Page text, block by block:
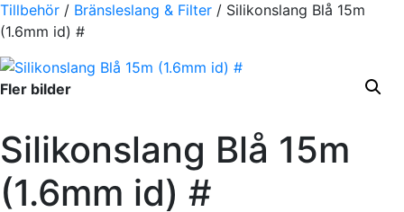
Tillbehör / Bränsleslang & Filter / Silikonslang Blå 15m
(1.6mm id) #
Fler bilder
Silikonslang Blå 15m
(1.6mm id) #